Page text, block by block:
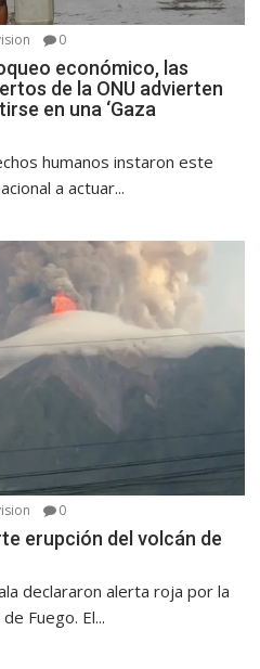
0
económico, las
de la ONU advierten
en una ‘Gaza
humanos instaron este
a actuar...
0
erupción del volcán de
declararon alerta roja por la
Fuego. El...